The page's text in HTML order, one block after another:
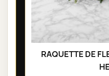
RAQUETTE DE